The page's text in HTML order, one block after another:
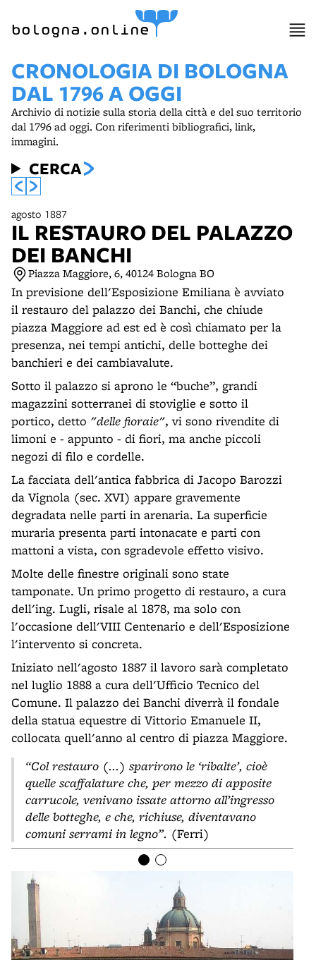
bologna.online
CRONOLOGIA DI BOLOGNA
DAL 1796 A OGGI
Archivio di notizie sulla storia della città e del suo territorio
dal 1796 ad oggi. Con riferimenti bibliografici, link,
immagini.
CERCA
agosto 1887
IL RESTAURO DEL PALAZZO
DEI BANCHI
Piazza Maggiore, 6, 40124 Bologna BO
In previsione dell'Esposizione Emiliana è avviato
il restauro del palazzo dei Banchi, che chiude
piazza Maggiore ad est ed è così chiamato per la
presenza, nei tempi antichi, delle botteghe dei
banchieri e dei cambiavalute.
Sotto il palazzo si aprono le “buche”, grandi
magazzini sotterranei di stoviglie e sotto il
portico, detto "delle fioraie", vi sono rivendite di
limoni e - appunto - di fiori, ma anche piccoli
negozi di filo e cordelle.
La facciata dell'antica fabbrica di Jacopo Barozzi
da Vignola (sec. XVI) appare gravemente
degradata nelle parti in arenaria. La superficie
muraria presenta parti intonacate e parti con
mattoni a vista, con sgradevole effetto visivo.
Molte delle finestre originali sono state
tamponate. Un primo progetto di restauro, a cura
dell'ing. Lugli, risale al 1878, ma solo con
l'occasione dell'VIII Centenario e dell'Esposizione
l'intervento si concreta.
Iniziato nell'agosto 1887 il lavoro sarà completato
nel luglio 1888 a cura dell'Ufficio Tecnico del
Comune. Il palazzo dei Banchi diverrà il fondale
della statua equestre di Vittorio Emanuele II,
collocata quell'anno al centro di piazza Maggiore.
“Col restauro (...) sparirono le ‘ribalte’, cioè
quelle scaffalature che, per mezzo di apposite
carrucole, venivano issate attorno all’ingresso
delle botteghe, e che, richiuse, diventavano
comuni serrami in legno”. (Ferri)